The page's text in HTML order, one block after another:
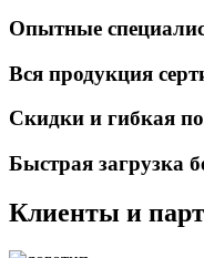
Опытные
Вся продукция
Скидки и гибкая
Быстрая загрузка
Клиенты и